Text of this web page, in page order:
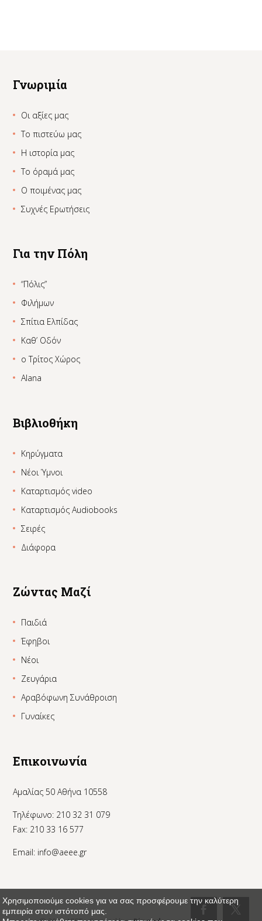
Γνωριμία
Οι αξίες μας
Το πιστεύω μας
Η ιστορία μας
Το όραμά μας
Ο ποιμένας μας
Συχνές Ερωτήσεις
Για την Πόλη
“Πόλις”
Φιλήμων
Σπίτια Ελπίδας
Καθ’ Οδόν
ο Τρίτος Χώρος
Alana
Βιβλιοθήκη
Κηρύγματα
Νέοι Ύμνοι
Καταρτισμός video
Καταρτισμός Audiobooks
Σειρές
Διάφορα
Ζώντας Μαζί
Παιδιά
Έφηβοι
Νέοι
Ζευγάρια
Αραβόφωνη Συνάθροιση
Γυναίκες
Επικοινωνία
Αμαλίας 50 Αθήνα 10558
Τηλέφωνο: 210 32 31 079
Fax: 210 33 16 577
Email: info@aeee.gr
Χρησιμοποιούμε cookies για να σας προσφέρουμε την καλύτερη
εμπειρία στον ιστότοπό μας.